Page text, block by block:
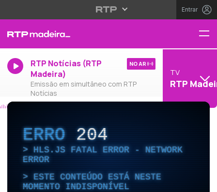
Entrar
RTP Notícias (RTP
Madeira)
Emissão em simultâneo com RTP
Notícias
NO AR
TV
RTP
ERRO204
HLS.JS FATAL ERROR - NETWORK
ERROR
ESTE CONTEÚDO ESTÁ NESTE
MOMENTO INDISPONÍVEL